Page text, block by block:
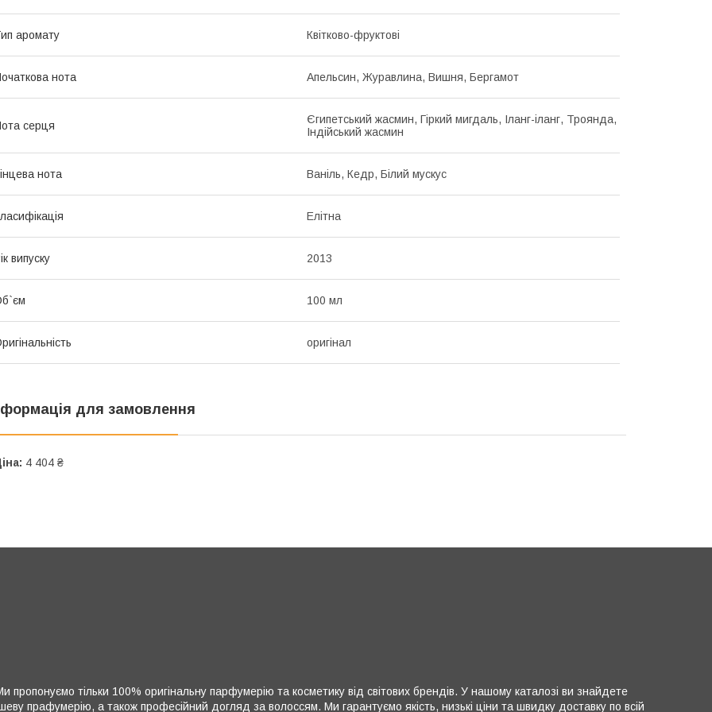
аромату Квітково-фруктові
нота Апельсин, Журавлина, Вишня, Бергамот
серця
Єгипетський жасмин, Гіркий мигдаль, Іланг-іланг, Троянда,
Індійський жасмин
нота Ваніль, Кедр, Білий мускус
Елітна
випуску 2013
100 мл
оригінал
для замовлення
4 404 ₴
пропонуємо тільки 100% оригінальну парфумерію та косметику від світових брендів. У нашому каталозі ви знайдете
прафумерію, а також професійний догляд за волоссям. Ми гарантуємо якість, низькі ціни та швидку доставку по всій